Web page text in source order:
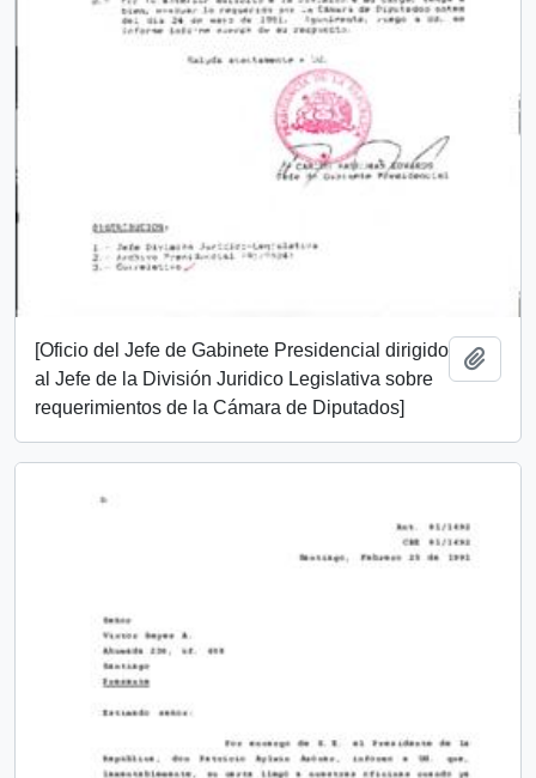
[Oficio del Jefe de Gabinete Presidencial dirigido
al Jefe de la División Juridico Legislativa sobre
requerimientos de la Cámara de Diputados]